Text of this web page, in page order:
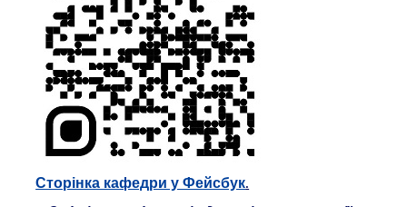
Сторінка кафедри у Фейсбук.